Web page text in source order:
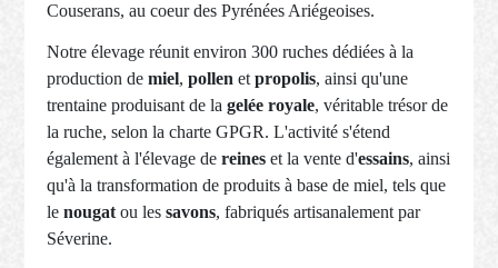
Couserans, au coeur des Pyrénées Ariégeoises.
Notre élevage réunit environ 300 ruches dédiées à la
production demiel,pollenetpropolis, ainsi qu'une
trentaine produisant de lagelée royale, véritable trésor de
la ruche, selon la charte GPGR. L'activité s'étend
également à l'élevage dereineset la vente d'essains, ainsi
qu'à la transformation de produits à base de miel, tels que
lenougatou lessavons, fabriqués artisanalement par
Séverine.